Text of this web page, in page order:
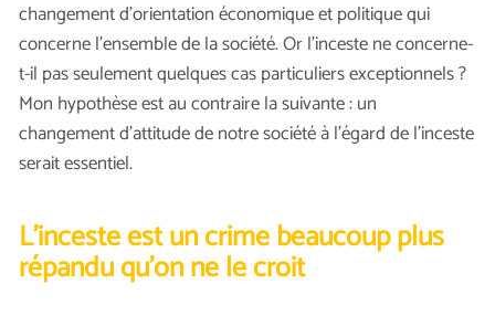
changement d’orientation économique et politique qui
concerne l’ensemble de la société. Or l’inceste ne concerne-
t-il pas seulement quelques cas particuliers exceptionnels ?
Mon hypothèse est au contraire la suivante : un
changement d’attitude de notre société à l’égard de l’inceste
serait essentiel.
L’inceste est un crime beaucoup plus
répandu qu’on ne le croit